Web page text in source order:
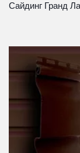
Сайдинг Гранд